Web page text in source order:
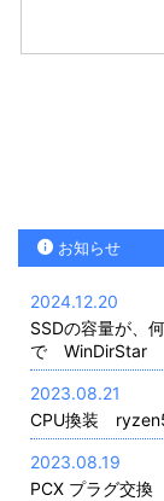
お知らせ
2024.12.20
SSDの容量が、
で WinDirStar
2023.08.21
CPU換装
2023.08.19
PCX プラグ交換